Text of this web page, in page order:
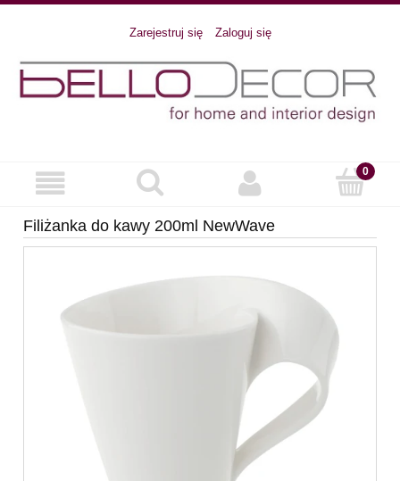
Zarejestruj się Zaloguj się
Filiżanka do kawy 200ml NewWave